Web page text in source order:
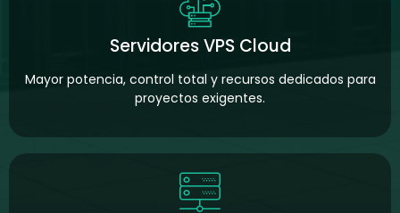
Servidores VPS Cloud
Mayor potencia, control total y recursos dedicados para
proyectos exigentes.